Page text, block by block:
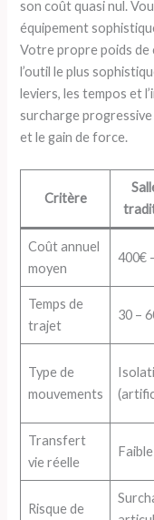
son coût quasi nul.
équipement
Votre propre poids de
l’outil le plus
leviers, les tempos et
surcharge
et le gain de force.
Critère
Coût annuel
moyen
400€
Temps de
trajet
30 –
Type de
mouvements
Transfert
vie réelle
Risque de